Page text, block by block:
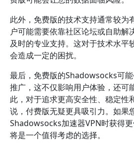
此外，免费版的技术支持通常较为
户可能需要依靠社区论坛或自助解
及时的专业支持。这对于技术水平
会造成一定的困扰。
最后，免费版的Shadowsocks可
推广，这不仅影响用户体验，还可
此，对于追求更高安全性、稳定性
说，付费版无疑更具吸引力。如果
Shadowsocks加速器VPN时获得
将是一个值得考虑的选择。